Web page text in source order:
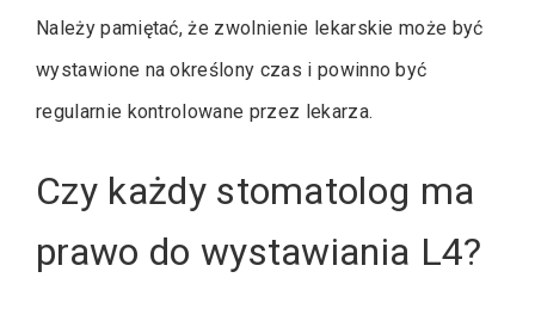
Należy pamiętać, że zwolnienie lekarskie może być
wystawione na określony czas i powinno być
regularnie kontrolowane przez lekarza.
Czy każdy stomatolog ma
prawo do wystawiania L4?